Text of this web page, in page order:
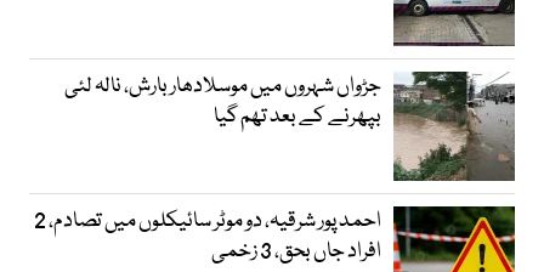
جڑواں شہروں میں موسلادھار بارش، نالہ لئی
بپھرنے کے بعد تھم گیا
احمد پور شرقیہ، دو موٹر سائیکلوں میں تصادم، 2
افراد جاں بحق، 3 زخمی